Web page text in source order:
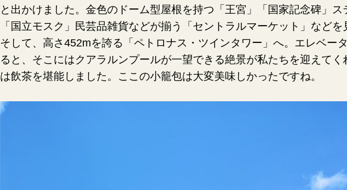
と出かけました。金色のドーム型屋根を持つ「王宮」「国家記念碑」ス
「国立モスク」民芸品雑貨などが揃う「セントラルマーケット」などを
そして、高さ452mを誇る「ペトロナス・ツインタワー」へ。エレベー
ると、そこにはクアラルンプールが一望できる絶景が私たちを迎えてく
は飲茶を堪能しました。ここの小籠包は大変美味しかったですね。